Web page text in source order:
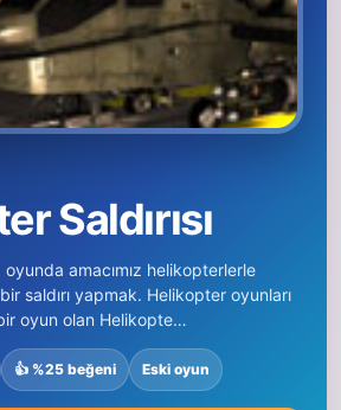
Saldırısı
oyunda amacımız helikopterlerle
saldırı yapmak. Helikopter oyunları
oyun olan Helikopte…
👍 %25 beğeni Eski oyun